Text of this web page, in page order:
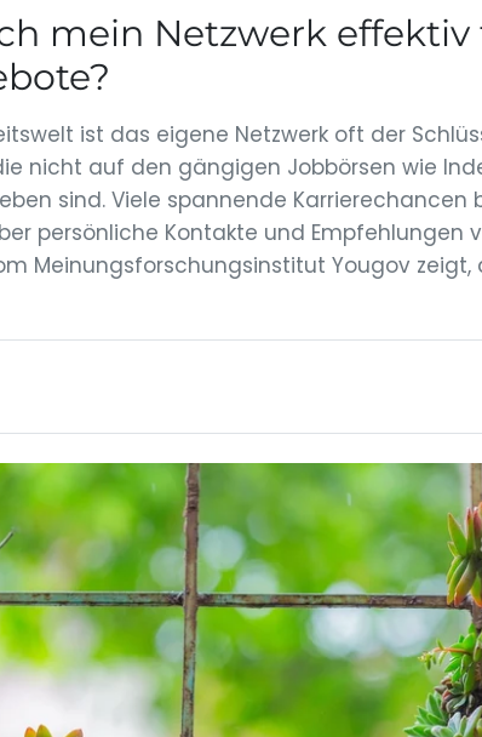
mein Netzwerk effektiv
ist das eigene Netzwerk oft der
nicht auf den gängigen Jobbörsen wie
sind. Viele spannende Karrierechancen
persönliche Kontakte und Empfehlungen
Meinungsforschungsinstitut Yougov zeigt,